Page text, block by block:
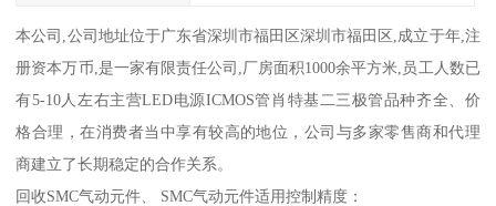
本公司,公司地址位于广东省深圳市福田区深圳市福田区,成立于年,注
册资本万币,是一家有限责任公司,厂房面积1000余平方米,员工人数已
有5-10人左右主营LED电源ICMOS管肖特基二三极管品种齐全、价
格合理，在消费者当中享有较高的地位，公司与多家零售商和代理
商建立了长期稳定的合作关系。
回收SMC气动元件、 SMC气动元件适用控制精度：